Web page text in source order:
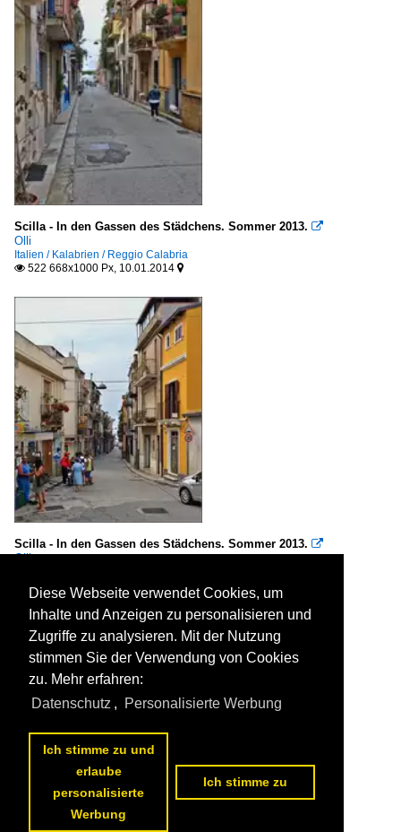
Scilla - In den Gassen des Städchens. Sommer 2013. 
Olli
Italien / Kalabrien / Reggio Calabria
 522 668x1000 Px, 10.01.2014 
Scilla - In den Gassen des Städchens. Sommer 2013. 
Olli
480 834x1000 Px, 10.01.2014
Diese Webseite verwendet Cookies, um
Inhalte und Anzeigen zu personalisieren und
Zugriffe zu analysieren. Mit der Nutzung
stimmen Sie der Verwendung von Cookies
zu. Mehr erfahren:
Datenschutz , Personalisierte Werbung
Ich stimme zu und
erlaube
personalisierte
Werbung
Ich stimme zu